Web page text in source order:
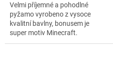
Velmi příjemné a pohodlné
pyžamo vyrobeno z vysoce
kvalitní bavlny, bonusem je
super motiv Minecraft.